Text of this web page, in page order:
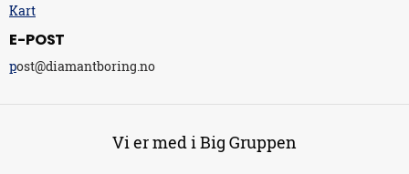
Kart
E-POST
post@diamantboring.no
Vi er med i Big Gruppen